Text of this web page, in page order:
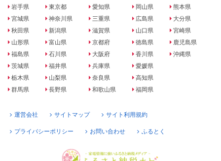
岩手県
宮城県
秋田県
山形県
福島県
茨城県
栃木県
群馬県
東京都
神奈川県
新潟県
富山県
石川県
福井県
山梨県
長野県
愛知県
三重県
滋賀県
京都府
大阪府
兵庫県
奈良県
和歌山県
岡山県
広島県
山口県
徳島県
香川県
愛媛県
高知県
福岡県
熊本県
大分県
宮崎県
鹿児島県
沖縄県
運営会社 サイトマップ サイト利用規約
プライバシーポリシー お問い合わせ ふるとく